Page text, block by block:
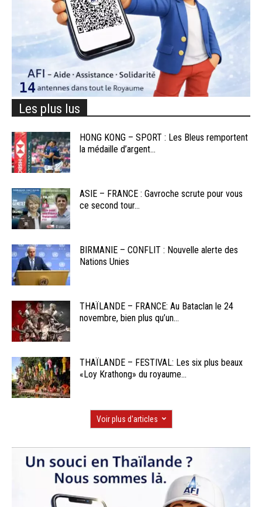
Les plus lus
HONG KONG – SPORT : Les Bleus remportent
la médaille d’argent...
ASIE – FRANCE : Gavroche scrute pour vous
ce second tour...
BIRMANIE – CONFLIT : Nouvelle alerte des
Nations Unies
THAÏLANDE – FRANCE: Au Bataclan le 24
novembre, bien plus qu’un...
THAÏLANDE – FESTIVAL: Les six plus beaux
«Loy Krathong» du royaume...
Voir plus d'articles